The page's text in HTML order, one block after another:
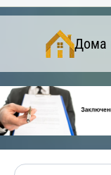
Дома